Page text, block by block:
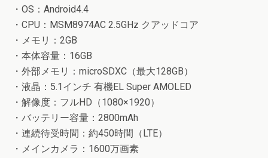
・OS：Android4.4
・CPU：MSM8974AC 2.5GHz クアッドコア
・メモリ：2GB
・本体容量：16GB
・外部メモリ：microSDXC（最大128GB）
・液晶：5.1インチ 有機EL Super AMOLED
・解像度：フルHD（1080×1920）
・バッテリー容量：2800mAh
・連続待受時間：約450時間（LTE）
・メインカメラ：1600万画素